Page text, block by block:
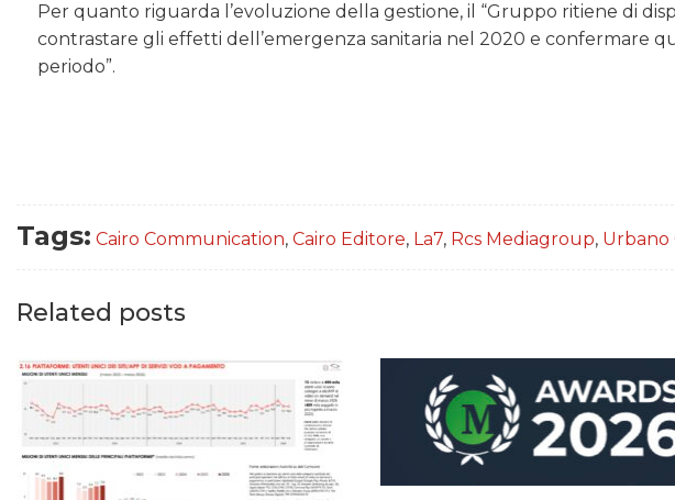
Per quanto riguarda l’evoluzione della gestione, il “Gruppo ritiene di
contrastare gli effetti dell’emergenza sanitaria nel 2020 e confermare
periodo”.
Tags: Cairo Communication, Cairo Editore, La7, Rcs Mediagroup, Urbano
Related posts